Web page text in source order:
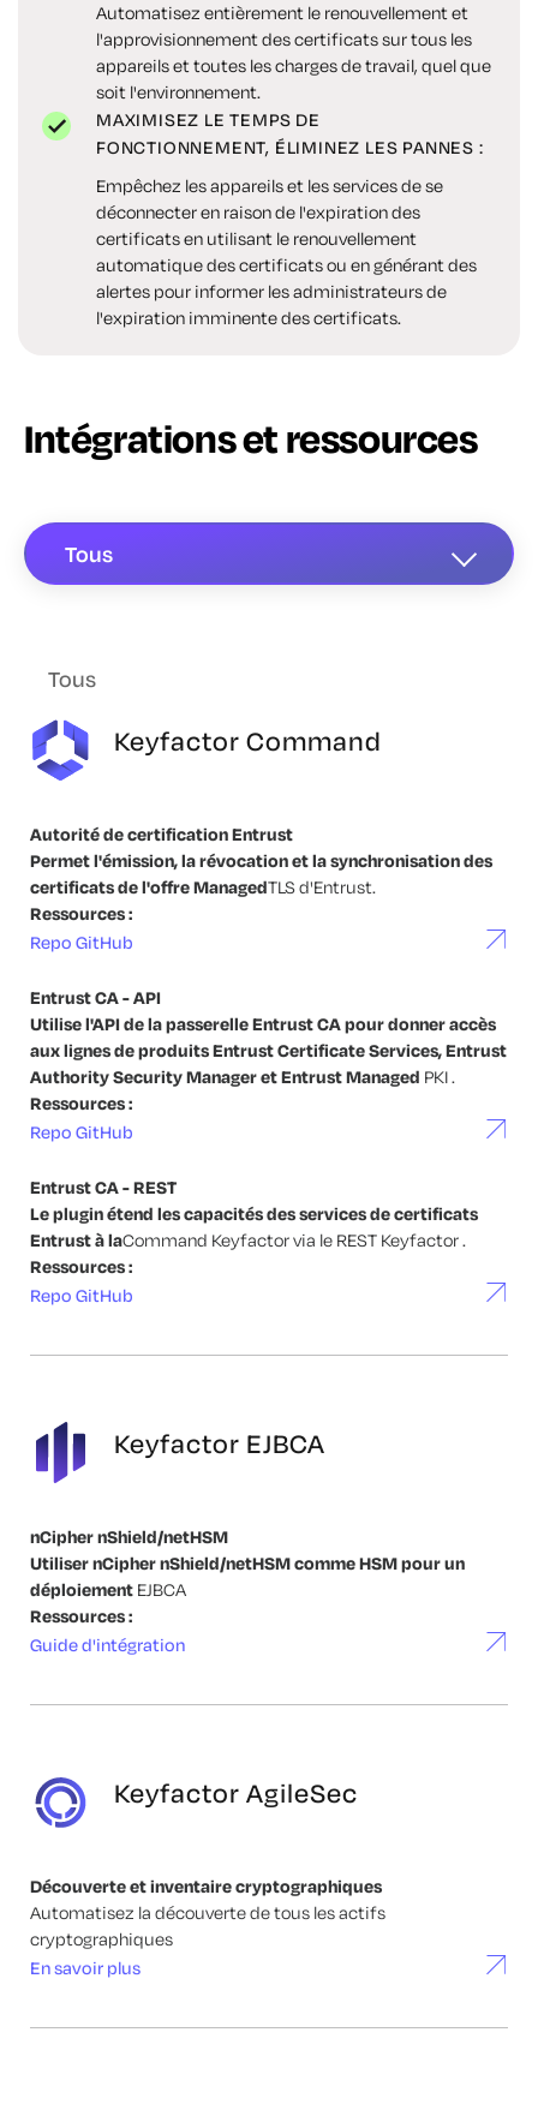
Automatisez entièrement le renouvellement et
l'approvisionnement des certificats sur tous les
appareils et toutes les charges de travail, quel que
soit l'environnement.
MAXIMISEZ LE TEMPS DE
FONCTIONNEMENT, ÉLIMINEZ LES PANNES :
Empêchez les appareils et les services de se
déconnecter en raison de l'expiration des
certificats en utilisant le renouvellement
automatique des certificats ou en générant des
alertes pour informer les administrateurs de
l'expiration imminente des certificats.
Intégrations et ressources
Tous
Tous
Keyfactor Command
Autorité de certification Entrust
Permet l'émission, la révocation et la synchronisation des
certificats de l'offre ManagedTLS d'Entrust.
Ressources :
Repo GitHub
Entrust CA - API
Utilise l'API de la passerelle Entrust CA pour donner accès
aux lignes de produits Entrust Certificate Services, Entrust
Authority Security Manager et Entrust Managed PKI .
Ressources :
Repo GitHub
Entrust CA - REST
Le plugin étend les capacités des services de certificats
Entrust à laCommand Keyfactor via le REST Keyfactor .
Ressources :
Repo GitHub
Keyfactor EJBCA
nCipher nShield/netHSM
Utiliser nCipher nShield/netHSM comme HSM pour un
déploiement EJBCA
Ressources :
Guide d'intégration
Keyfactor AgileSec
Découverte et inventaire cryptographiques
Automatisez la découverte de tous les actifs
cryptographiques
En savoir plus